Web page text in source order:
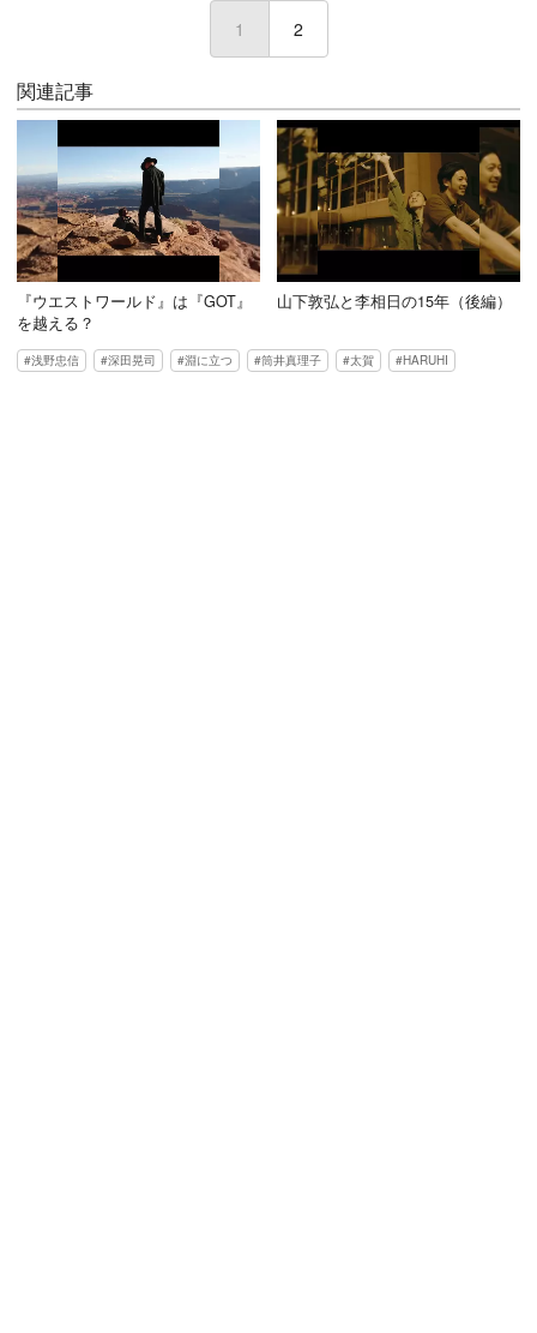
1 (current)
2
関連記事
『ウエストワールド』は『GOT』
を越える？
山下敦弘と李相日の15年（後編）
浅野忠信 深田晃司 淵に立つ 筒井真理子 太賀 HARUHI